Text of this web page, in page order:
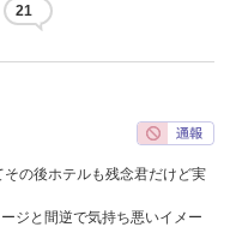
21
の後ホテルも残念君だけど実
ジと間逆で気持ち悪いイメー